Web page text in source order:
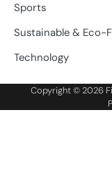
Sports
Sustainable & Eco-
Technology
Copyright © 2026